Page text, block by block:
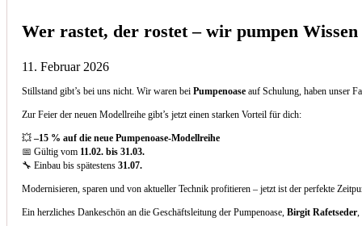
Wer rastet, der rostet – wir pumpen
11. Februar 2026
Stillstand gibt’s bei uns nicht. Wir waren beiPumpenoase auf Schulung, haben unser
Zur Feier der neuen Modellreihe gibt’s jetzt einen starken Vorteil für dich:
💥–15 % auf die neue Pumpenoase-Modellreihe
📅 Gültig vom 11.02. bis 31.03.
🔧 Einbau bis spätestens31.07.
Modernisieren, sparen und von aktueller Technik profitieren – jetzt ist der perfekte
Ein herzliches Dankeschön an die Geschäftsleitung der Pumpenoase,Birgit Rafetseder